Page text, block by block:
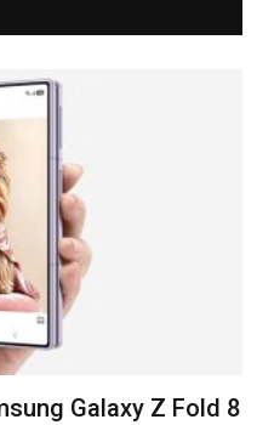
Galaxy Z Fold 8